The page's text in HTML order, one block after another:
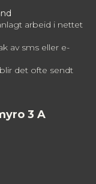
arbeid i nettet
av sms eller e-
det ofte sendt
3 A